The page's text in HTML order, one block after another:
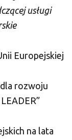
usługi
Europejskiej
dla rozwoju
na lata